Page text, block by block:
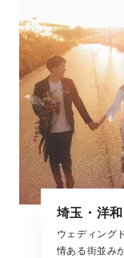
埼玉・洋
ウェディング
情ある街並み